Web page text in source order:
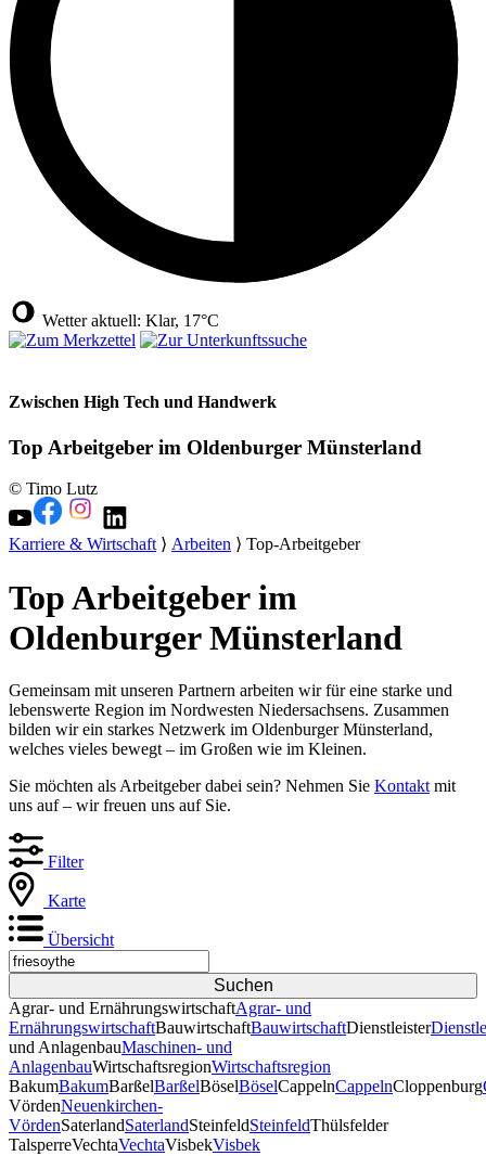
Wetter aktuell: Klar, 17°C
Zwischen High Tech und Handwerk
Top Arbeitgeber im Oldenburger Münsterland
© Timo Lutz
Karriere & Wirtschaft⟩ Arbeiten ⟩ Top-Arbeitgeber
Top Arbeitgeber im
Oldenburger Münsterland
Gemeinsam mit unseren Partnern arbeiten wir für eine starke und
lebenswerte Region im Nordwesten Niedersachsens. Zusammen
bilden wir ein starkes Netzwerk im Oldenburger Münsterland,
welches vieles bewegt – im Großen wie im Kleinen.
Sie möchten als Arbeitgeber dabei sein? Nehmen Sie Kontakt mit
uns auf – wir freuen uns auf Sie.
Filter
Karte
Übersicht
Agrar- und ErnährungswirtschaftAgrar- und
ErnährungswirtschaftBauwirtschaftBauwirtschaftDienstleister
und AnlagenbauMaschinen- und
AnlagenbauWirtschaftsregionWirtschaftsregion
BakumBakumBarßelBarßelBöselBöselCappelnCappelnCloppenburg
VördenNeuenkirchen-
VördenSaterlandSaterlandSteinfeldSteinfeldThülsfelder
TalsperreVechtaVechtaVisbekVisbek